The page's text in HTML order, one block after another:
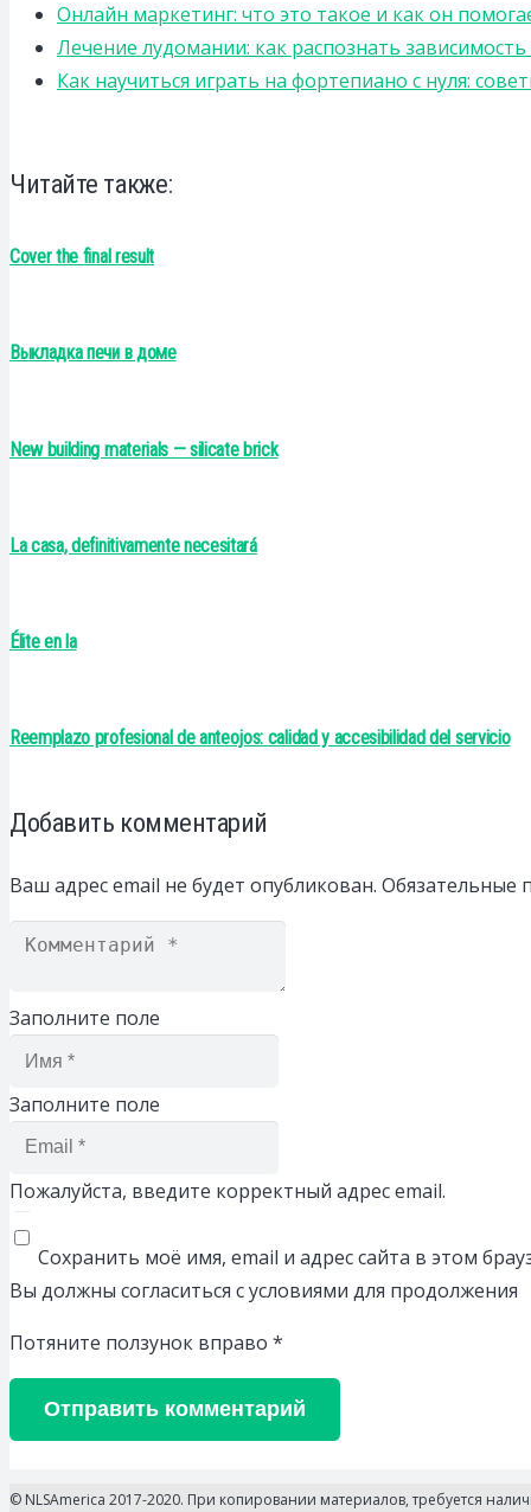
Онлайн маркетинг: что это такое и как он
Лечение лудомании: как распознать
Как научиться играть на фортепиано с нуля:
Читайте также:
Cover the final result
Выкладка печи в доме
New building materials — silicate brick
La casa, definitivamente necesitará
Élite en la
Reemplazo profesional de anteojos: calidad y accesibilidad del servicio
Добавить комментарий
Ваш адрес email не будет опубликован. Обязательные
Заполните поле
Заполните поле
Пожалуйста, введите корректный адрес email.
Сохранить моё имя, email и адрес сайта в этом
Вы должны согласиться с условиями для продолжения
Потяните ползунок вправо *
Отправить комментарий
© NLSAmerica 2017-2020. При копировании материалов, требуется